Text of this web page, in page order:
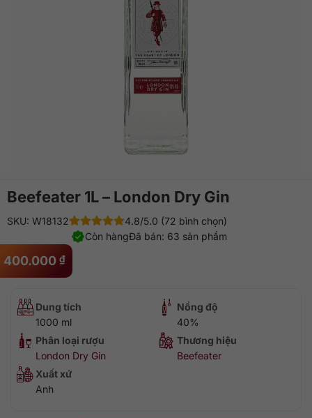
Beefeater 1L – London Dry Gin
400.000 ₫
SKU: W18132
4.8/5.0 (72 bình chọn)
Đã bán: 63 sản phẩm
Còn hàng
Dung tích
1000 ml
Nồng độ
40%
Phân loại rượu
London Dry Gin
Thương hiệu
Beefeater
Xuất xứ
Anh